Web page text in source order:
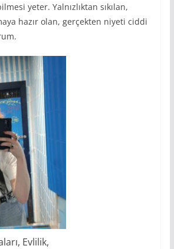
yeter. Yalnızlıktan sıkılan,
hazır olan, gerçekten niyeti ciddi
Evlilik,